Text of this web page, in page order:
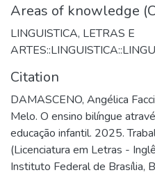
Areas of knowledge
LINGUISTICA, LETRAS E
Citation
DAMASCENO, Angélica
Melo. O ensino bilíngue
educação infantil. 2025.
(Licenciatura em Letras -
Instituto Federal de Brasília,